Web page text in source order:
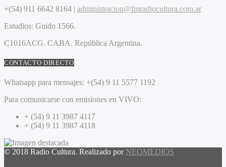
+(54) 911 6642 8164 | administracion@fmradiocultura.com.ar
Estudios: Guido 1566.
C1016ACG. CABA. República Argentina.
CONTACTO DIRECTO
Whatsapp para mensajes: +(54) 9 11 5577 1192
Para comunicarse con emisiones en VIVO:
+ (54) 9 11 3987 4117
+ (54) 9 11 3987 4118
© 2018 Radio Cultura. Realizado por NEOMEDIOS